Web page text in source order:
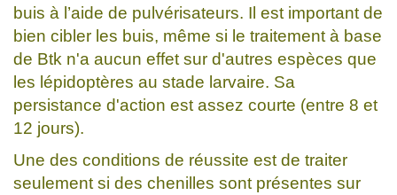
buis à l’aide de pulvérisateurs. Il est important de
bien cibler les buis, même si le traitement à base
de Btk n'a aucun effet sur d'autres espèces que
les lépidoptères au stade larvaire. Sa
persistance d'action est assez courte (entre 8 et
12 jours).
Une des conditions de réussite est de traiter
seulement si des chenilles sont présentes sur